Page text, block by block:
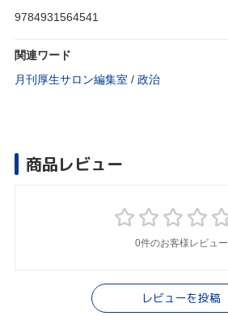
9784931564541
関連ワード
月刊厚生サロン編集室 / 政治
商品レビュー
0件のお客様レビュー
レビューを投稿